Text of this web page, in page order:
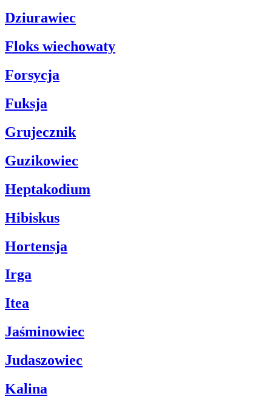
Dziurawiec
Floks wiechowaty
Forsycja
Fuksja
Grujecznik
Guzikowiec
Heptakodium
Hibiskus
Hortensja
Irga
Itea
Jaśminowiec
Judaszowiec
Kalina